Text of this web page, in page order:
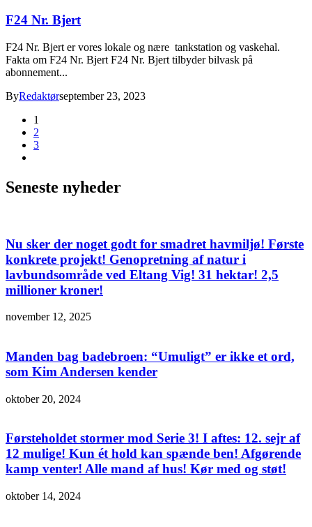
F24 Nr. Bjert
F24 Nr. Bjert er vores lokale og nære tankstation og vaskehal.
Fakta om F24 Nr. Bjert F24 Nr. Bjert tilbyder bilvask på
abonnement...
ByRedaktørseptember 23, 2023
1
2
3
Seneste nyheder
Nu sker der noget godt for smadret havmiljø! Første
konkrete projekt! Genopretning af natur i
lavbundsområde ved Eltang Vig! 31 hektar! 2,5
millioner kroner!
november 12, 2025
Manden bag badebroen: “Umuligt” er ikke et ord,
som Kim Andersen kender
oktober 20, 2024
Førsteholdet stormer mod Serie 3! I aftes: 12. sejr af
12 mulige! Kun ét hold kan spænde ben! Afgørende
kamp venter! Alle mand af hus! Kør med og støt!
oktober 14, 2024